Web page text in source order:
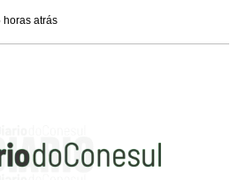
horas atrás